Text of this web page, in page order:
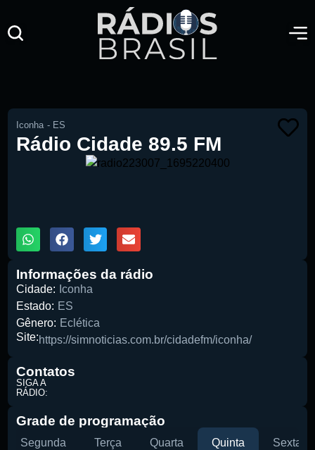
Pesquise aqui a sua rádio favorita:
Buscar rádio
Iconha - ES
Rádio Cidade 89.5 FM
Informações da rádio
Cidade: Iconha
Estado: ES
Gênero: Eclética
Site:https://simnoticias.com.br/cidadefm/iconha/
Contatos
SIGA A
RÁDIO:
Grade de programação
Segunda Terça Quarta Quinta Sexta